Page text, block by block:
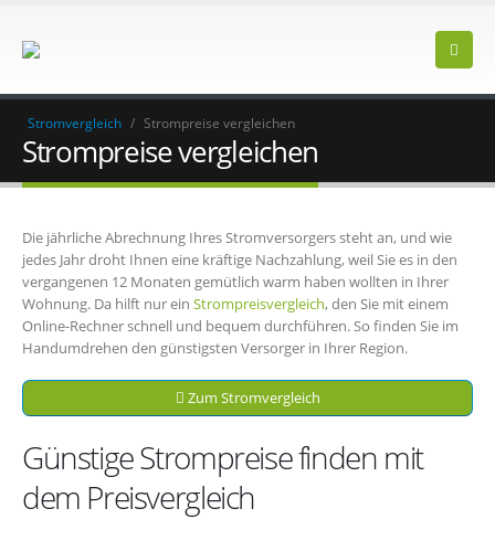
Stromvergleich / Strompreise vergleichen
Strompreise vergleichen
Die jährliche Abrechnung Ihres Stromversorgers steht an, und wie
jedes Jahr droht Ihnen eine kräftige Nachzahlung, weil Sie es in den
vergangenen 12 Monaten gemütlich warm haben wollten in Ihrer
Wohnung. Da hilft nur ein Strompreisvergleich, den Sie mit einem
Online-Rechner schnell und bequem durchführen. So finden Sie im
Handumdrehen den günstigsten Versorger in Ihrer Region.
Zum Stromvergleich
Günstige Strompreise finden mit
dem Preisvergleich